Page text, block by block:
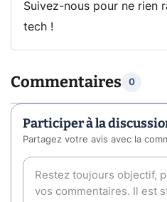
Suivez-nous pour ne rien
tech !
Commentaires 0
Participer à la
Partagez votre avis avec la